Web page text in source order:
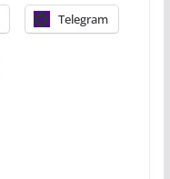
Telegram